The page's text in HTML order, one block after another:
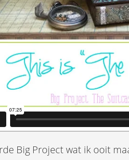
Big Project wat ik ooit